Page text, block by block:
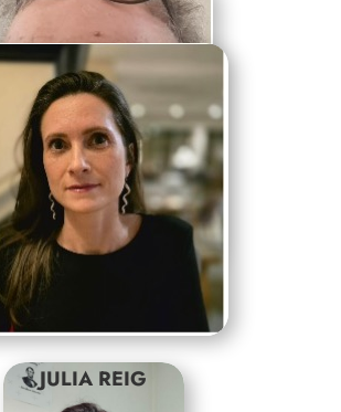
HUGUES RIBIOLLET
JULIA REIG